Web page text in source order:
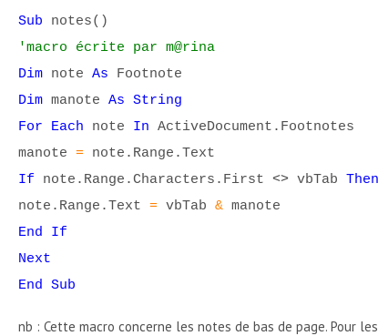
Sub notes()
'macro écrite par m@rina
Dim note As Footnote
Dim manote As String
For Each note In ActiveDocument.Footnotes
manote = note.Range.Text
If note.Range.Characters.First <> vbTab Then
note.Range.Text = vbTab & manote
End If
Next
End Sub
nb : Cette macro concerne les notes de bas de page. Pour